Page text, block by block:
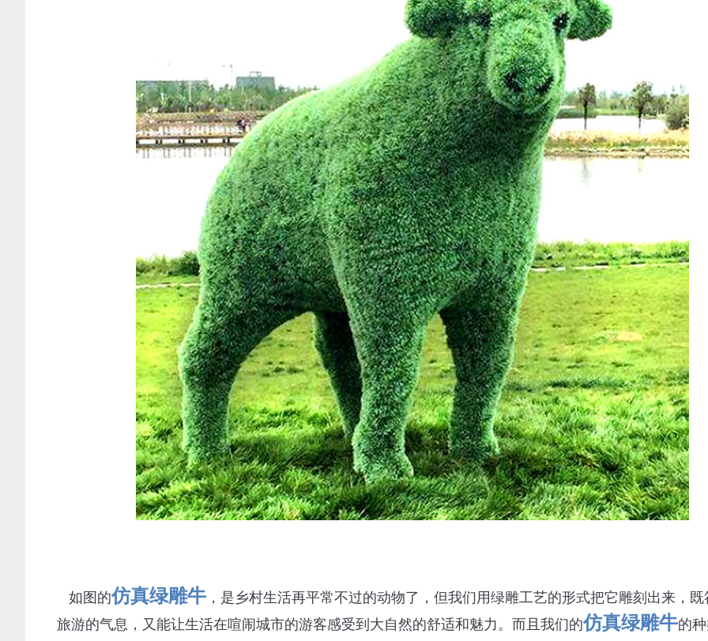
如图的仿真绿雕牛 ，是乡村生活再平常不过的动物了，但我们用绿雕工艺的形式把它雕刻出来，
旅游的气息，又能让生活在喧闹城市的游客感受到大自然的舒适和魅力。而且我们的仿真绿雕牛的